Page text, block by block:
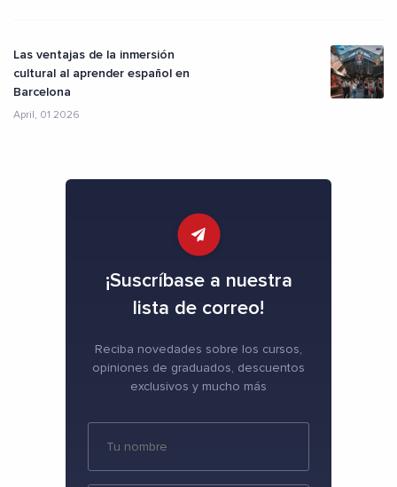
Las ventajas de la inmersión
cultural al aprender español en
Barcelona
April, 01 2026
¡Suscríbase a nuestra
lista de correo!
Reciba novedades sobre los cursos,
opiniones de graduados, descuentos
exclusivos y mucho más